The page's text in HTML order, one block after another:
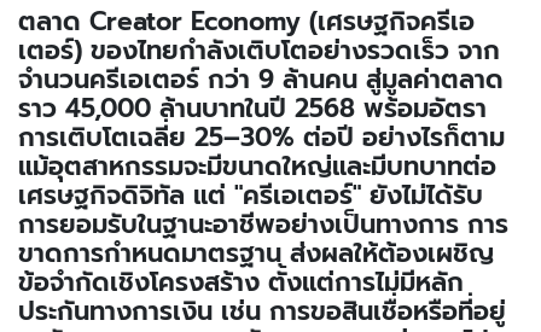
ตลาด Creator Economy (เศรษฐกิจครีเอ
เตอร์) ของไทยกำลังเติบโตอย่างรวดเร็ว จาก
จำนวนครีเอเตอร์ กว่า 9 ล้านคน สู่มูลค่าตลาด
ราว 45,000 ล้านบาทในปี 2568 พร้อมอัตรา
การเติบโตเฉลี่ย 25–30% ต่อปี อย่างไรก็ตาม
แม้อุตสาหกรรมจะมีขนาดใหญ่และมีบทบาทต่อ
เศรษฐกิจดิจิทัล แต่ "ครีเอเตอร์" ยังไม่ได้รับ
การยอมรับในฐานะอาชีพอย่างเป็นทางการ การ
ขาดการกำหนดมาตรฐาน ส่งผลให้ต้องเผชิญ
ข้อจำกัดเชิงโครงสร้าง ตั้งแต่การไม่มีหลัก
ประกันทางการเงิน เช่น การขอสินเชื่อหรือที่อยู่